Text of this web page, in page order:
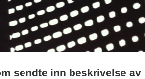
sendte inn beskrivelse